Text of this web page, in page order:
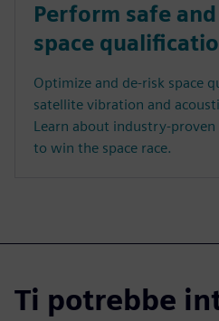
Perform safe
space
Optimize and de-risk space
satellite vibration and
Learn about industry-proven
to win the space race.
Ti potrebbe